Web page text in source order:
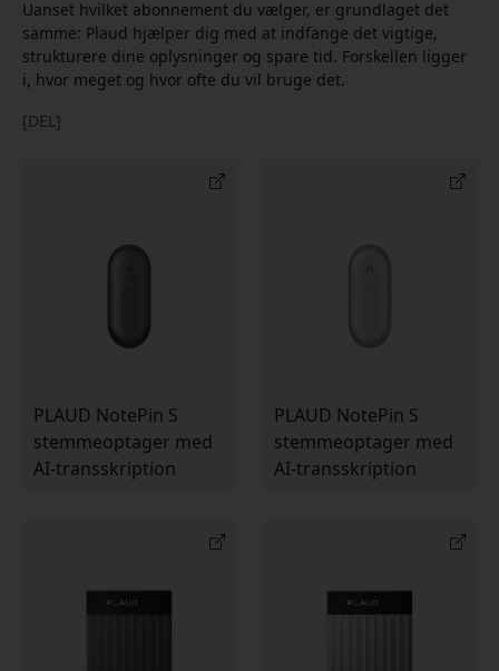
Uanset hvilket abonnement du vælger, er grundlaget det
samme: Plaud hjælper dig med at indfange det vigtige,
strukturere dine oplysninger og spare tid. Forskellen ligger
i, hvor meget og hvor ofte du vil bruge det.
[DEL]
PLAUD NotePin S
stemmeoptager med
AI-transskription
PLAUD NotePin S
stemmeoptager med
AI-transskription